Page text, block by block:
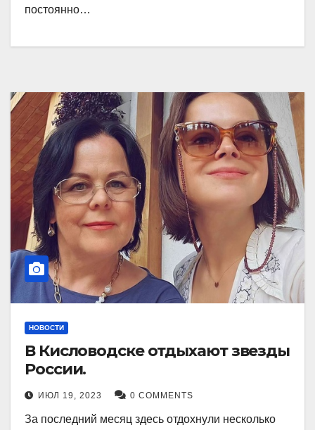
постоянно…
НОВОСТИ
В Кисловодске отдыхают звезды
России.
ИЮЛ 19, 2023 0 COMMENTS
За последний месяц здесь отдохнули несколько